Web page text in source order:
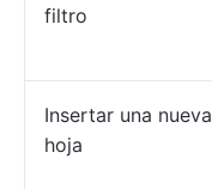
filtro
Insertar una nueva
hoja